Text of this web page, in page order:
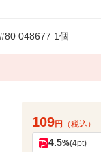
048677 1個
109円 （税込）
4.5%(4pt)